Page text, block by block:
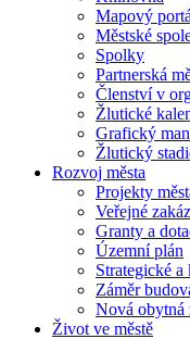
Mapový
Městské
Spolky
Partnerská
Členství v
Žlutické
Grafický
Žlutický
Rozvoj města
Projekty
Veřejné
Granty a
Územní plán
Strategické
Záměr
Nová obytná
Život ve městě